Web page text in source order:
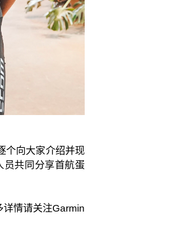
个向大家介绍并现
员共同分享首航蛋
情请关注Garmin